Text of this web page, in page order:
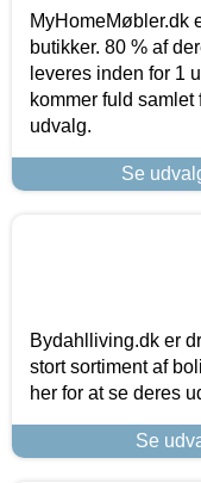
butikker. 80 % af
leveres inden for 1
kommer fuld
udvalg.
Se
Bydahlliving.dk er
stort sortiment af
her for at se deres
Se